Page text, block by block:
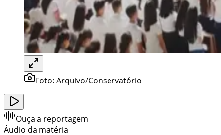
Foto: Arquivo/Conservatório
Ouça a reportagem
Áudio da matéria